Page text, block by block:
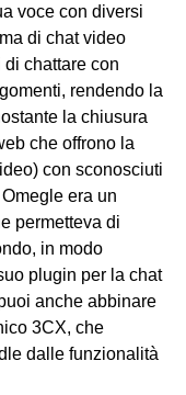
voce con diversi
di chat video
chattare con
rendendo la
la chiusura
che offrono la
con sconosciuti
era un
permetteva di
in modo
plugin per la chat
anche abbinare
3CX, che
dalle funzionalità